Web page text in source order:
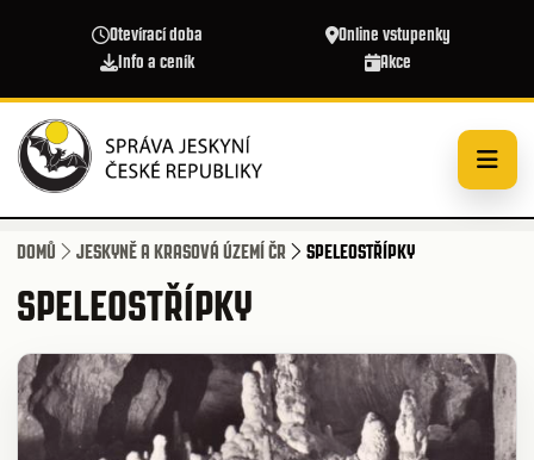
Otevírací doba
Online vstupenky
Info a ceník
Akce
DOMŮ JESKYNĚ A KRASOVÁ ÚZEMÍ ČR SPELEOSTŘÍPKY
SPELEOSTŘÍPKY